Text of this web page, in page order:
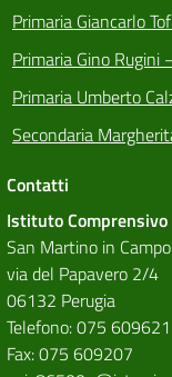
Primaria Giancarlo
Primaria Gino Rugini
Primaria Umberto
Secondaria
Contatti
Istituto Comprensivo
San Martino in Campo
via del Papavero 2/4
06132 Perugia
Telefono: 075 609621
Fax: 075 609207